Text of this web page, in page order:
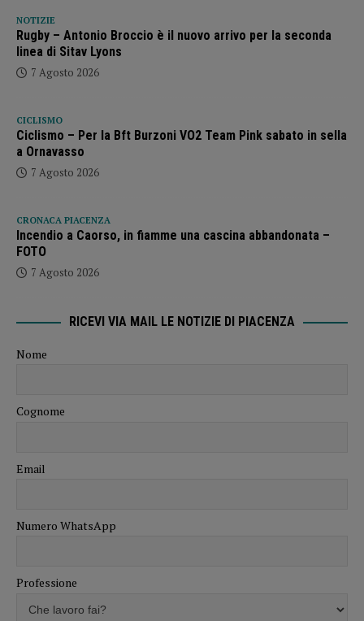
NOTIZIE
Rugby – Antonio Broccio è il nuovo arrivo per la seconda
linea di Sitav Lyons
7 Agosto 2026
CICLISMO
Ciclismo – Per la Bft Burzoni VO2 Team Pink sabato in sella
a Ornavasso
7 Agosto 2026
CRONACA PIACENZA
Incendio a Caorso, in fiamme una cascina abbandonata –
FOTO
7 Agosto 2026
RICEVI VIA MAIL LE NOTIZIE DI PIACENZA
Nome
Cognome
Email
Numero WhatsApp
Professione